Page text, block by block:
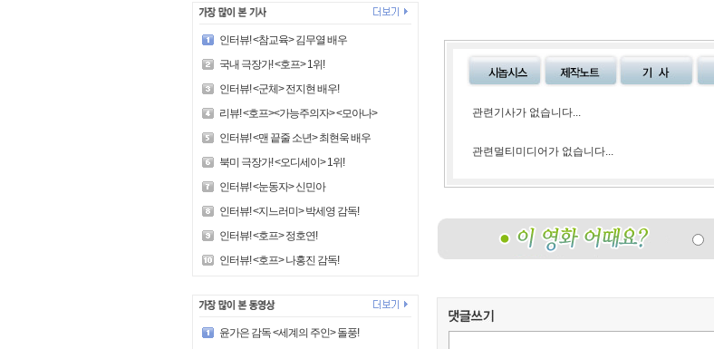
인터뷰! <참교육> 김무열 배우
국내 극장가! <호프> 1위!
인터뷰! <군체> 전지현 배우!
리뷰! <호프><가능주의자> <모아나>
인터뷰! <맨 끝줄 소년> 최현욱 배우
북미 극장가! <오디세이> 1위!
인터뷰! <눈동자> 신민아
인터뷰! <지느러미> 박세영 감독!
인터뷰! <호프> 정호연!
인터뷰! <호프> 나홍진 감독!
윤가은 감독 <세계의 주인> 돌풍!
관련기사가 없습니다...
관련멀티미디어가 없습니다...